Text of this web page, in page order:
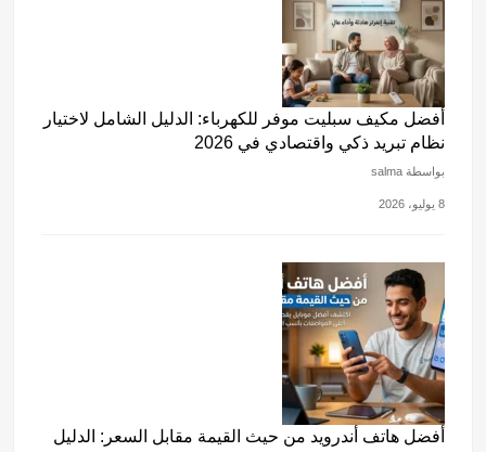
أفضل مكيف سبليت موفر للكهرباء: الدليل الشامل لاختيار
نظام تبريد ذكي واقتصادي في 2026
بواسطة salma
8 يوليو، 2026
أفضل هاتف أندرويد من حيث القيمة مقابل السعر: الدليل